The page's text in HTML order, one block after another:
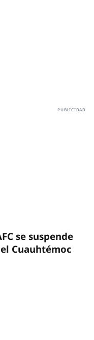
se suspende
Cuauhtémoc